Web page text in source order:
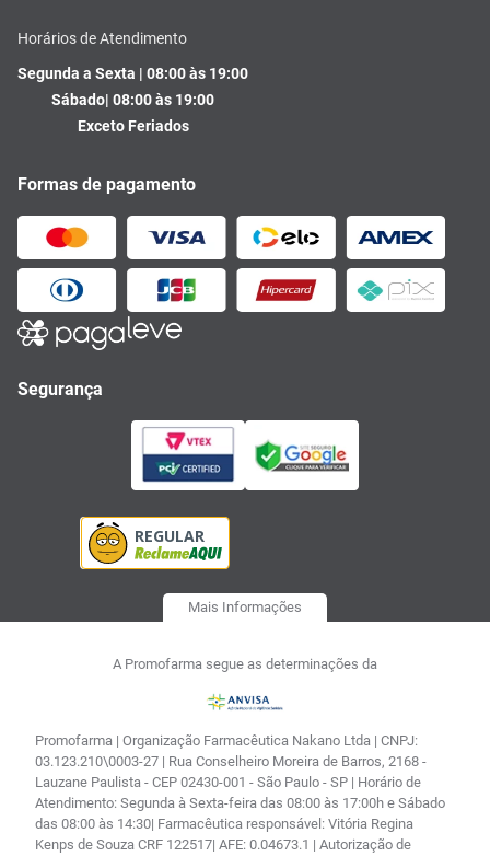
Horários de Atendimento
Segunda a Sexta | 08:00 às 19:00
Sábado| 08:00 às 19:00
Exceto Feriados
Formas de pagamento
Segurança
Mais Informações
A Promofarma segue as determinações da
Promofarma | Organização Farmacêutica Nakano Ltda | CNPJ:
03.123.210\0003-27 | Rua Conselheiro Moreira de Barros, 2168 -
Lauzane Paulista - CEP 02430-001 - São Paulo - SP | Horário de
Atendimento: Segunda à Sexta-feira das 08:00 às 17:00h e Sábado
das 08:00 às 14:30| Farmacêutica responsável: Vitória Regina
Kenps de Souza CRF 122517| AFE: 0.04673.1 | Autorização de